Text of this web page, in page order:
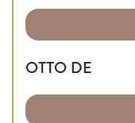
OTTO DE